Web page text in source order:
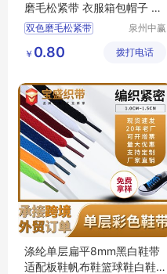
磨毛松紧带 衣服箱包帽子 3.
2cm
双色磨毛松紧带
中赢纺织
泉州中赢
有限公司
￥ 0.80 拨打电话
涤纶单层扁平8mm黑白鞋带
适配板鞋帆布鞋篮球鞋白鞋aj